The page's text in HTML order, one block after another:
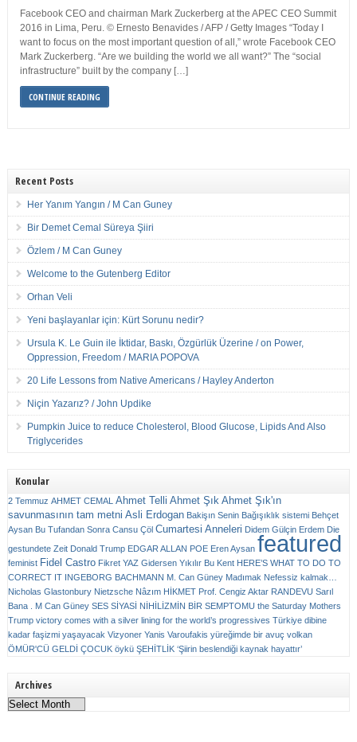
Facebook CEO and chairman Mark Zuckerberg at the APEC CEO Summit
2016 in Lima, Peru. © Ernesto Benavides / AFP / Getty Images “Today I
want to focus on the most important question of all,” wrote Facebook CEO
Mark Zuckerberg. “Are we building the world we all want?” The “social
infrastructure” built by the company […]
CONTINUE READING
Recent Posts
Her Yanım Yangın / M Can Guney
Bir Demet Cemal Süreya Şiiri
Özlem / M Can Guney
Welcome to the Gutenberg Editor
Orhan Veli
Yeni başlayanlar için: Kürt Sorunu nedir?
Ursula K. Le Guin ile İktidar, Baskı, Özgürlük Üzerine / on Power,
Oppression, Freedom / MARIA POPOVA
20 Life Lessons from Native Americans / Hayley Anderton
Niçin Yazarız? / John Updike
Pumpkin Juice to reduce Cholesterol, Blood Glucose, Lipids And Also
Triglycerides
Konular
2 Temmuz AHMET CEMAL Ahmet Telli Ahmet Şık Ahmet Şık'ın
savunmasının tam metni Asli Erdogan Bakişın Senin Bağışıklık sistemi Behçet
Aysan Bu Tufandan Sonra Cansu Çöl Cumartesi Anneleri Didem Gülçin Erdem Die
gestundete Zeit Donald Trump EDGAR ALLAN POE Eren Aysan featured
feminist Fidel Castro Fikret YAZ Gidersen Yıkılır Bu Kent HERE’S WHAT TO DO TO
CORRECT IT INGEBORG BACHMANN M. Can Güney Madımak Nefessiz kalmak…
Nicholas Glastonbury Nietzsche Nâzım HİKMET Prof. Cengiz Aktar RANDEVU Sarıl
Bana . M Can Güney SES SİYASİ NİHİLİZMİN BİR SEMPTOMU the Saturday Mothers
Trump victory comes with a silver lining for the world’s progressives Türkiye dibine
kadar faşizmi yaşayacak Vizyoner Yanis Varoufakis yüreğimde bir avuç volkan
ÖMÜR'CÜ GELDİ ÇOCUK öykü ŞEHİTLİK ‘Şiirin beslendiği kaynak hayattır’
Archives
Archives